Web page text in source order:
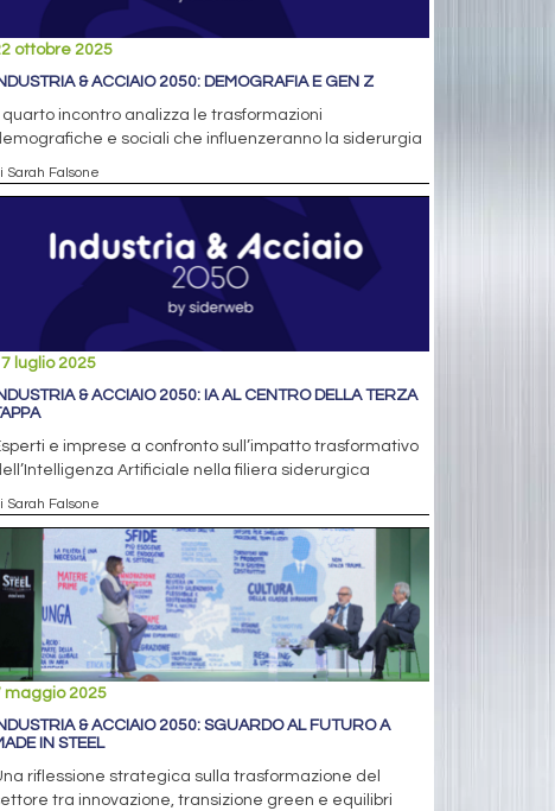
ottobre 2025
& ACCIAIO 2050: DEMOGRAFIA E GEN Z
quarto incontro analizza le trasformazioni
e sociali che influenzeranno la siderurgia
Sarah Falsone
luglio 2025
& ACCIAIO 2050: IA AL CENTRO DELLA TERZA
e imprese a confronto sull’impatto trasformativo
Artificiale nella filiera siderurgica
Sarah Falsone
maggio 2025
& ACCIAIO 2050: SGUARDO AL FUTURO A
IN STEEL
riflessione strategica sulla trasformazione del
tra innovazione, transizione green e equilibri